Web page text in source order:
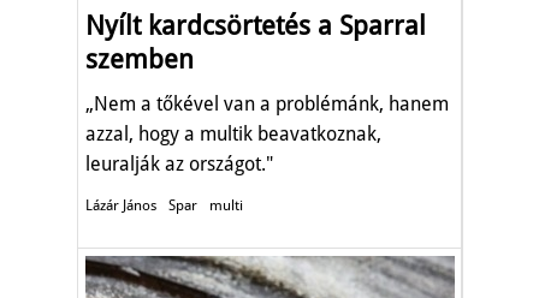
Nyílt kardcsörtetés a Sparral
szemben
„Nem a tőkével van a problémánk, hanem
azzal, hogy a multik beavatkoznak,
leuralják az országot."
Lázár János Spar multi